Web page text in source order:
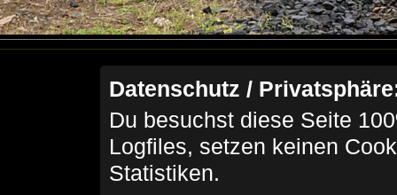
Datenschutz /
Du besuchst diese Seite
Logfiles, setzen keinen
Statistiken.